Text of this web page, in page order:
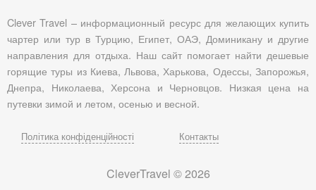
Clever Travel – информационный ресурс для желающих купить
чартер или тур в Турцию, Египет, ОАЭ, Доминикану и другие
направления для отдыха. Наш сайт помогает найти дешевые
горящие туры из Киева, Львова, Харькова, Одессы, Запорожья,
Днепра, Николаева, Херсона и Черновцов. Низкая цена на
путевки зимой и летом, осенью и весной.
Політика конфіденційності Контакты
CleverTravel © 2026